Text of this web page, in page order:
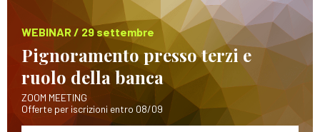
WEBINAR / 29 settembre
Pignoramento presso terzi e
ruolo della banca
ZOOM MEETING
Offerte per iscrizioni entro 08/09